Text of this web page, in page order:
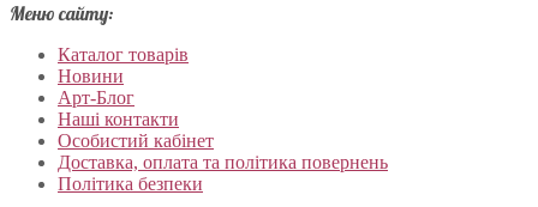
Меню сайту:
Каталог товарів
Новини
Арт-Блог
Наші контакти
Особистий кабінет
Доставка, оплата та політика повернень
Політика безпеки